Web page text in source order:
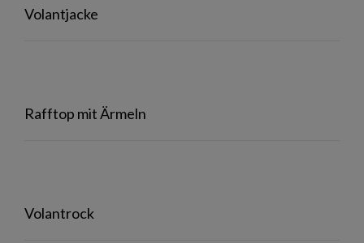
Volantjacke
Rafftop mit Ärmeln
Volantrock